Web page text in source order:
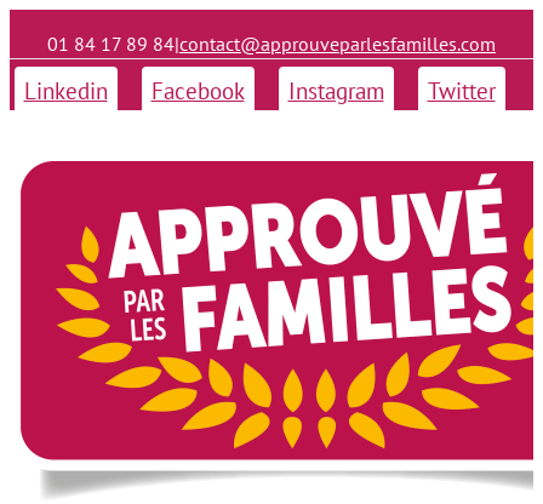
01 84 17 89 84|contact@approuveparlesfamilles.com
Linkedin Facebook Instagram Twitter